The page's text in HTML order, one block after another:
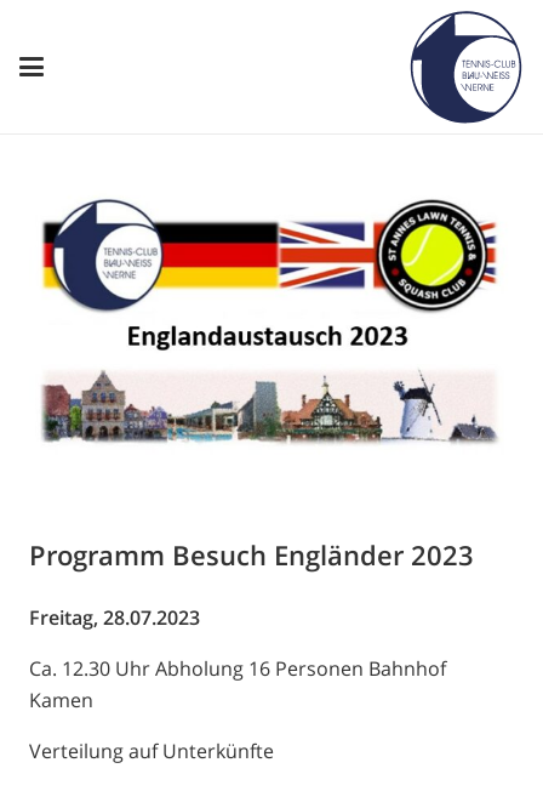
Programm Besuch Engländer 2023
Freitag, 28.07.2023
Ca. 12.30 Uhr Abholung 16 Personen Bahnhof
Kamen
Verteilung auf Unterkünfte